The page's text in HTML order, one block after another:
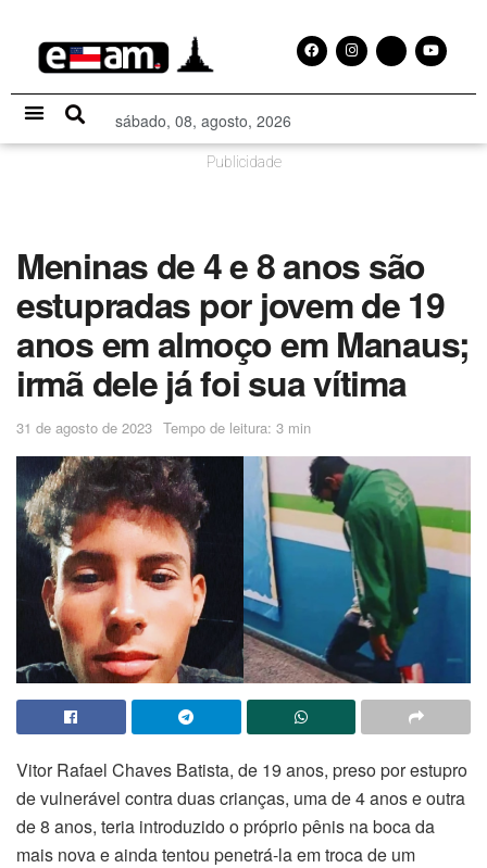
sábado, 08, agosto, 2026
Publicidade
Meninas de 4 e 8 anos são
estupradas por jovem de 19
anos em almoço em Manaus;
irmã dele já foi sua vítima
31 de agosto de 2023 Tempo de leitura: 3 min
Vitor Rafael Chaves Batista, de 19 anos, preso por estupro
de vulnerável contra duas crianças, uma de 4 anos e outra
de 8 anos, teria introduzido o próprio pênis na boca da
mais nova e ainda tentou penetrá-la em troca de um